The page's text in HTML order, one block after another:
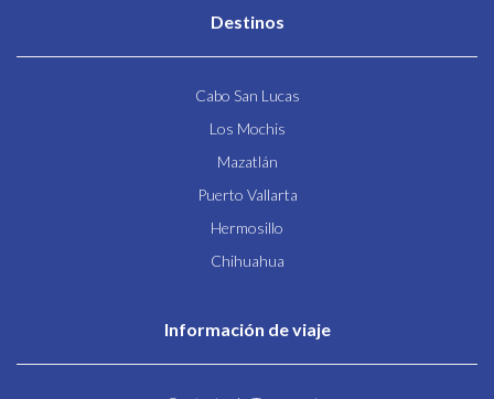
Destinos
Cabo San Lucas
Los Mochis
Mazatlán
Puerto Vallarta
Hermosillo
Chihuahua
Información de viaje